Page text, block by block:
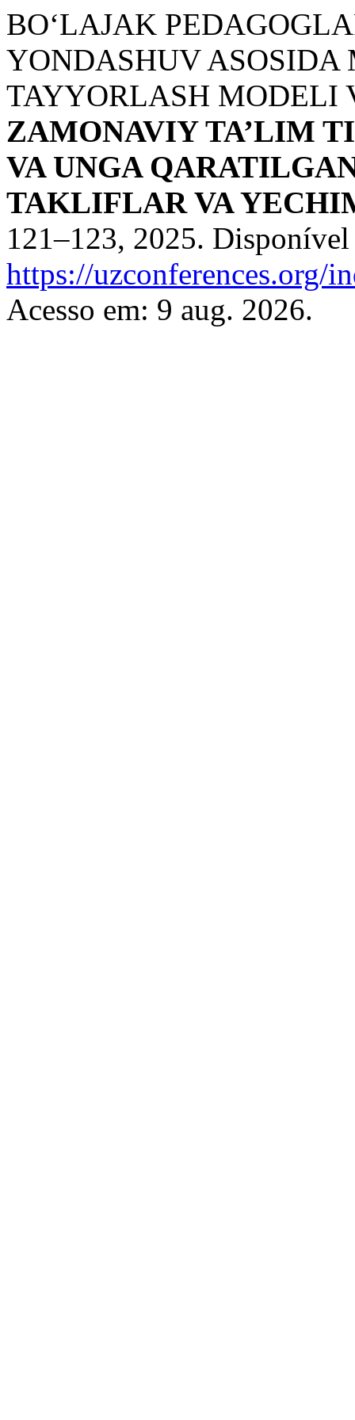
BO‘LAJAK
YONDASHUV
TAYYORLASH MODELI
ZAMONAVIY TA’LIM
VA UNGA
TAKLIFLAR VA
121–123, 2025.
https://uzconferences.org/
Acesso em: 9 aug. 2026.